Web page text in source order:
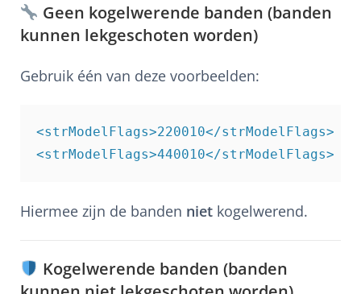
Geen kogelwerende banden (banden
kunnen lekgeschoten worden)
Gebruik één van deze voorbeelden:
<strModelFlags>220010</strModelFlags>
Hiermee zijn de banden niet kogelwerend.
Kogelwerende banden (banden